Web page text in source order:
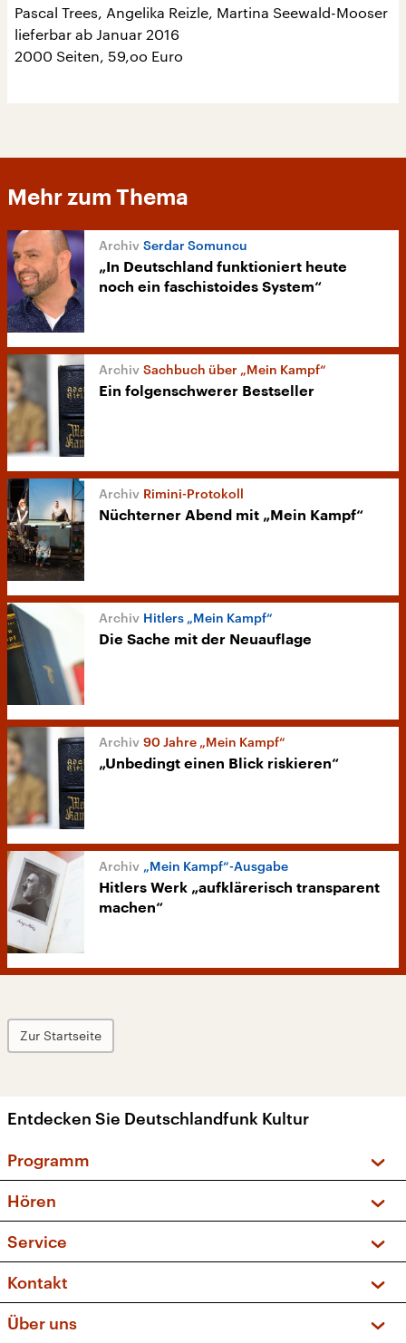
Pascal Trees, Angelika Reizle, Martina Seewald-Mooser
lieferbar ab Januar 2016
2000 Seiten, 59,oo Euro
Mehr zum Thema
Serdar Somuncu
„In Deutschland funktioniert heute
noch ein faschistoides System“
Sachbuch über „Mein Kampf“
Ein folgenschwerer Bestseller
Rimini-Protokoll
Nüchterner Abend mit „Mein Kampf“
Hitlers „Mein Kampf“
Die Sache mit der Neuauflage
90 Jahre „Mein Kampf“
„Unbedingt einen Blick riskieren“
„Mein Kampf“-Ausgabe
Hitlers Werk „aufklärerisch transparent
machen“
Zur Startseite
Entdecken Sie Deutschlandfunk Kultur
Programm
Sendungen und Podcasts
Musikliste
Kakadu – Das Kinderprogramm
Hören
Frequenzen (UKW + DAB+)
Service
FAQ
Apps
Newsletter
Kontakt
Über uns